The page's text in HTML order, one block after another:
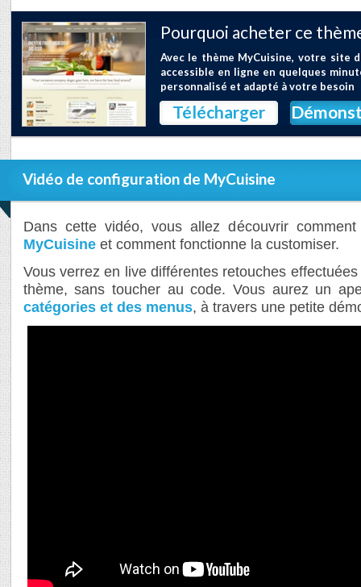
Pourquoi acheter ce
Avec le thème MyCuisine, votre site
accessible en ligne en quelques
personnalisé et adapté à votre besoin
Télécharger
Vidéo de configuration de MyCuisine
Dans cette vidéo, vous allez découvrir
MyCuisineet comment fonctionne la customiser.
Vous verrez en live différentes retouches
thème, sans toucher au code. Vous aurez un
catégories et des menus, à travers une petite